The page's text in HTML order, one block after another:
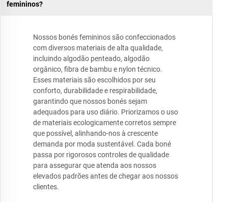
femininos?
Nossos bonés femininos são confeccionados
com diversos materiais de alta qualidade,
incluindo algodão penteado, algodão
orgânico, fibra de bambu e nylon técnico.
Esses materiais são escolhidos por seu
conforto, durabilidade e respirabilidade,
garantindo que nossos bonés sejam
adequados para uso diário. Priorizamos o uso
de materiais ecologicamente corretos sempre
que possível, alinhando-nos à crescente
demanda por moda sustentável. Cada boné
passa por rigorosos controles de qualidade
para assegurar que atenda aos nossos
elevados padrões antes de chegar aos nossos
clientes.